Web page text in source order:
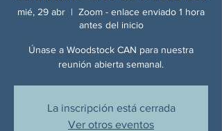
mié, 29 abr
  |
Zoom - enlace enviado 1 hora
antes del inicio
Únase a Woodstock CAN para nuestra
reunión abierta semanal.
La inscripción está cerrada
Ver otros eventos